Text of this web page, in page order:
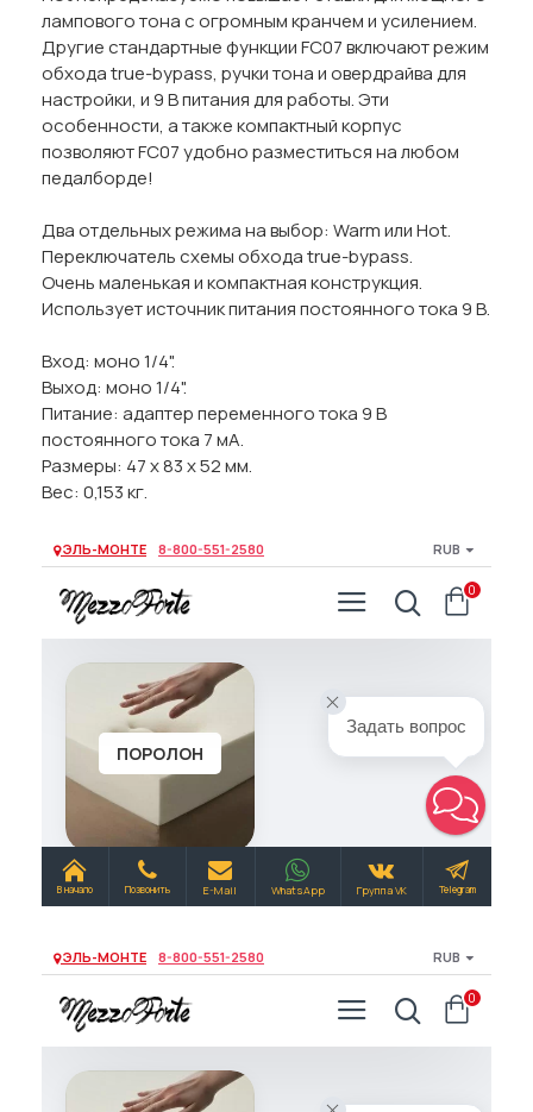
лампового тона с огромным кранчем и усилением.
Другие стандартные функции FC07 включают режим
обхода true-bypass, ручки тона и овердрайва для
настройки, и 9 В питания для работы. Эти
особенности, а также компактный корпус
позволяют FC07 удобно разместиться на любом
педалборде!
Два отдельных режима на выбор: Warm или Hot.
Переключатель схемы обхода true-bypass.
Очень маленькая и компактная конструкция.
Использует источник питания постоянного тока 9 В.
Вход: моно 1/4".
Выход: моно 1/4".
Питание: адаптер переменного тока 9 В
постоянного тока 7 мА.
Размеры: 47 х 83 х 52 мм.
Вес: 0,153 кг.